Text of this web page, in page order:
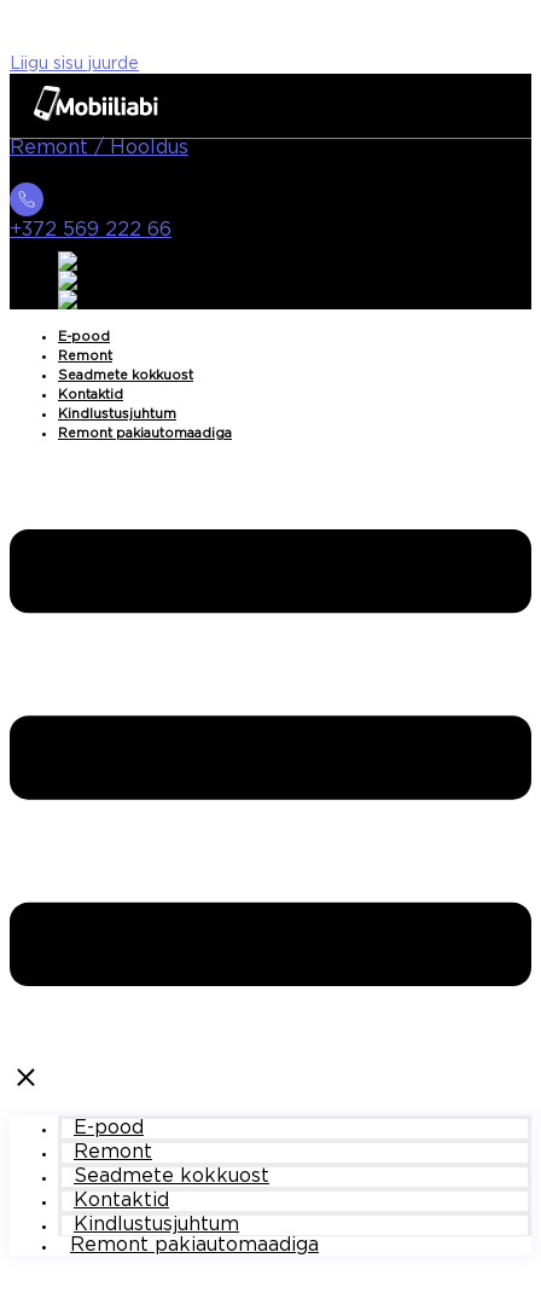
Liigu sisu juurde
Remont / Hooldus
+372 569 222 66
E-pood
Remont
Seadmete kokkuost
Kontaktid
Kindlustusjuhtum
Remont pakiautomaadiga
E-pood
Remont
Seadmete kokkuost
Kontaktid
Kindlustusjuhtum
Remont pakiautomaadiga